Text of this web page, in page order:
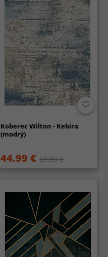
Koberec Wilton - Kebira
(modrý)
44.99 € 59.99 €